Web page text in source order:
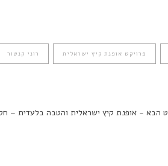
פרויקט אופנת קיץ ישראלית רוני קנטור